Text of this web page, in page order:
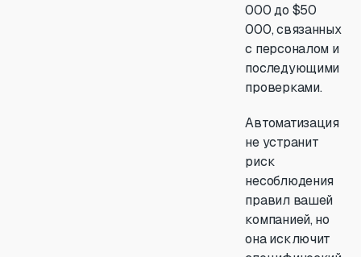
000 до $50
000, связанных
с персоналом и
последующими
проверками.
Автоматизация
не устранит
риск
несоблюдения
правил вашей
компанией, но
она исключит